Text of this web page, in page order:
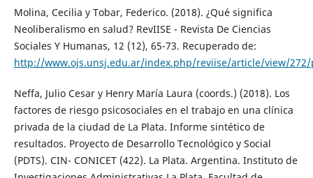
Molina, Cecilia y Tobar, Federico. (2018). ¿Qué significa
Neoliberalismo en salud? RevIISE - Revista De Ciencias
Sociales Y Humanas, 12 (12), 65-73. Recuperado de:
http://www.ojs.unsj.edu.ar/index.php/reviise/article/view/
Neffa, Julio Cesar y Henry María Laura (coords.) (2018). Los
factores de riesgo psicosociales en el trabajo en una clínica
privada de la ciudad de La Plata. Informe sintético de
resultados. Proyecto de Desarrollo Tecnológico y Social
(PDTS). CIN- CONICET (422). La Plata. Argentina. Instituto de